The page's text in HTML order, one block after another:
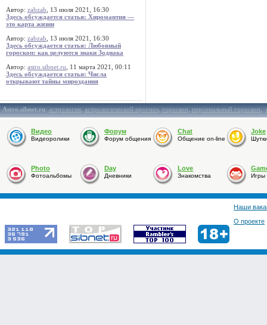
Автор: zabzab , 13 июля 2021, 16:30
Здесь обсуждается статья: Хиромантия —
это карта жизни
Автор: zabzab , 13 июля 2021, 16:30
Здесь обсуждается статья: Любовный
гороскоп: как целуются знаки Зодиака
Автор: astro.sibnet.ru , 11 марта 2021, 00:11
Здесь обсуждается статья: Числа
открывают тайны мироздания
Astro.sibnet.ru:астрология,астрологический прогноз,гороскоп,персональный гороскоп,
Видео
Видеоролики
Форум
Форум общения
Chat
Общение on-line
Joke
Photo
Фотоальбомы
Day
Дневники
Love
Знакомства Игры
Наши
О проекте